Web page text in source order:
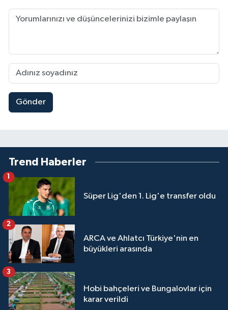
Gönder
Trend Haberler
Süper Lig'den 1. Lig'e transfer oldu
1
ARCA ve Ahlatcı Türkiye'nin en
büyükleri arasında
2
Hobi bahçeleri ve Bungalovlar için
karar verildi
3